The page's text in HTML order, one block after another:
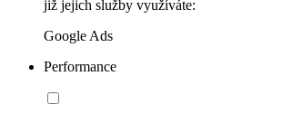
již jejich služby využíváte:
Google Ads
Performance